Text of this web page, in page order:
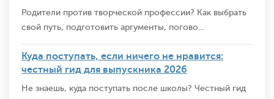
Родители против творческой профессии? Как выбрать
свой путь, подготовить аргументы, погово...
Куда поступать, если ничего не нравится:
честный гид для выпускника 2026
Не знаешь, куда поступать после школы? Честный гид